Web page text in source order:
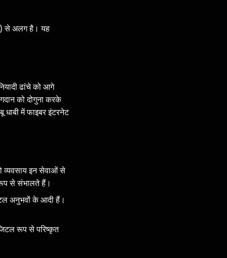
से अलग है। यह
ढांचे को आगे
को दोगुना करके
में फाइबर इंटरनेट
व्यवसाय इन सेवाओं से
से संभालते हैं।
अनुभवों के आदी हैं।
रूप से परिष्कृत